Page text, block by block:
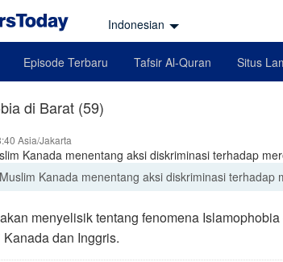
Indonesian
Episode Terbaru Tafsir Al-Quran Situs
di Barat (59)
Asia/Jakarta
Kanada menentang aksi diskriminasi terhadap
menyelisik tentang fenomena
dan Inggris.